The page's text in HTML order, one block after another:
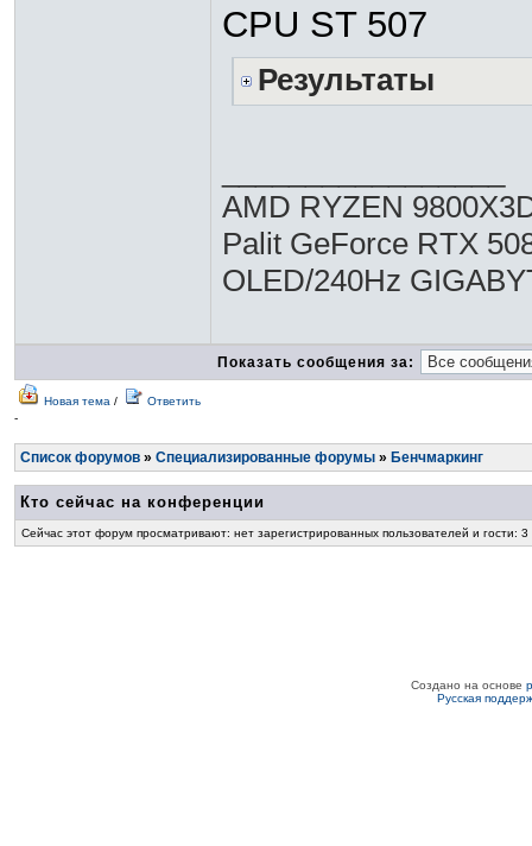
CPU ST 507
Результаты
AMD RYZEN
Palit GeForce RTX
OLED/240Hz
Показать сообщения за:
Новая тема /
Ответить
-
Список форумов » Специализированные форумы » Бенчмаркинг
Кто сейчас на конференции
Сейчас этот форум просматривают: нет зарегистрированных пользователей и гости: 3
Создано на основе
Русская